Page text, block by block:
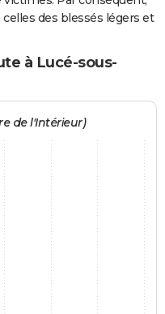
des blessés légers et
à Lucé-sous-
de l'Intérieur)